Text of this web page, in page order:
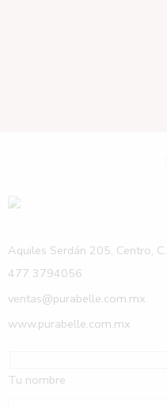
Aquiles Serdán 205, Centro,
477 3794056
ventas@purabelle.com.mx
www.purabelle.com.mx
Tu nombre